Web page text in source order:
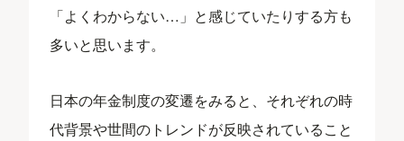
「よくわからない…」と感じていたりする方も
多いと思います。
日本の年金制度の変遷をみると、それぞれの時
代背景や世間のトレンドが反映されていること